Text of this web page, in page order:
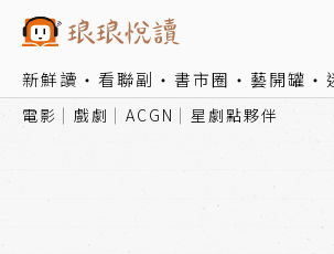
新鮮讀 看聯副 書市圈 藝開罐
電影 戲劇 ACGN 星劇點夥伴